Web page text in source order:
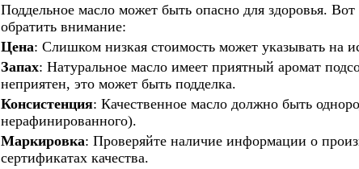
Поддельное масло может быть опасно для здоровья.
обратить внимание:
Цена: Слишком низкая стоимость может указывать на
Запах: Натуральное масло имеет приятный аромат
неприятен, это может быть подделка.
Консистенция: Качественное масло должно быть
нерафинированного).
Маркировка: Проверяйте наличие информации о
сертификатах качества.